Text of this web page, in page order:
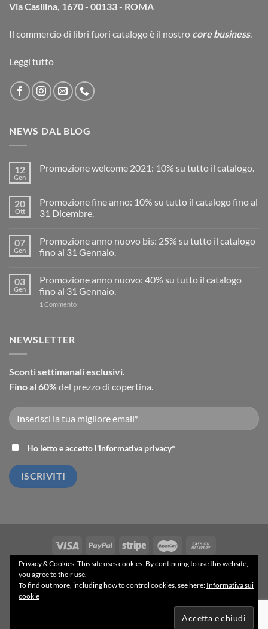
Via Casilina, 1670 - 00133 - ROMA
Il commercio di libri fuori catalogoè il nostro core business.
Leggi tutto
NEWS DAL BLOG
12
Gen
Promozione welcome 2021: 10% su tutto il catalogo.
20
Ott
Promozione fine anno: 10% su tutto il catalogo fino al
31 Dicembre.
07
Gen
Promozione anno nuovo bis: 25% su tutto il catalogo
fino al 31 Gennaio.
03
Gen
Promozione anno nuovo: 40% su tutto il catalogo
fino al 31 Gennaio.
1 Commento
NEWSLETTER
Sconti settimanali esclusivi.
Fino al 60%del prezzo di copertina.
Ho letto e accetto l'informativa privacy*
ACCESSO INGROSSO BLOG
PRIVACY POLICY
Powered by - 2026 ©
Privacy & Cookies: This site uses cookies. By continuing to use this website,
you agree to their use.
To find out more, including how to control cookies, see here: Informativa sui
cookie